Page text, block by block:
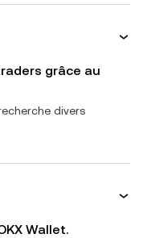
grâce au
divers
Wallet.